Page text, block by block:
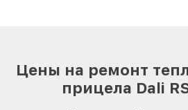
Цены на ремонт
прицела Dali